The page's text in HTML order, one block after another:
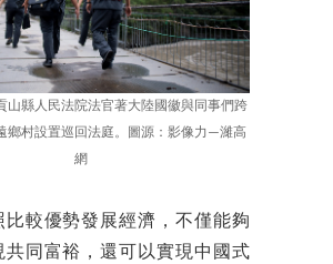
山縣人民法院法官著大陸國徽與同事們跨
鄉村設置巡回法庭。圖源：影像力—濰高
網
比較優勢發展經濟，不僅能夠
共同富裕，還可以實現中國式